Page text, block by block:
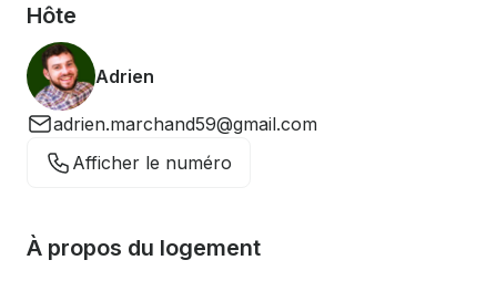
Hôte
Adrien
adrien.marchand59@gmail.com
Afficher le numéro
À propos du logement